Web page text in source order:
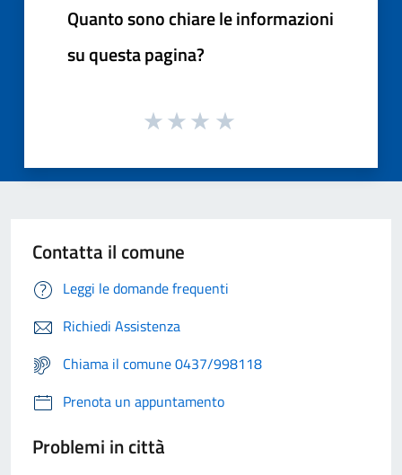
Quanto sono chiare le informazioni
su questa pagina?
Contatta il comune
Leggi le domande frequenti
Richiedi Assistenza
Chiama il comune 0437/998118
Prenota un appuntamento
Problemi in città